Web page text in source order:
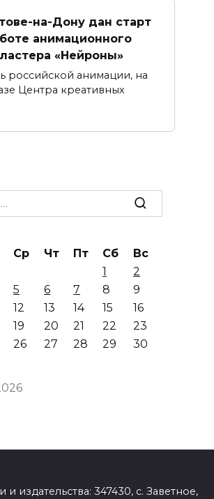
на-Дону дан старт
анимационного
«Нейроны»
российской анимации, на
Центра креативных
Ср Чт Пт Сб
Вс
1
2
5 6 7 8
9
12 13 14 15
16
19 20 21 22
23
26 27 28 29
30
издательства: 347430, с. Заветное,